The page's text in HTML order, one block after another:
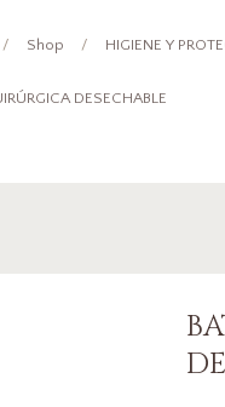
Shop HIGIENE Y
DESECHABLE